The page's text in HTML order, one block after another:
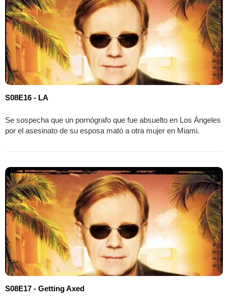
S08E16 - LA
Se sospecha que un pornógrafo que fue absuelto en Los Ángeles
por el asesinato de su esposa mató a otra mujer en Miami.
S08E17 - Getting Axed